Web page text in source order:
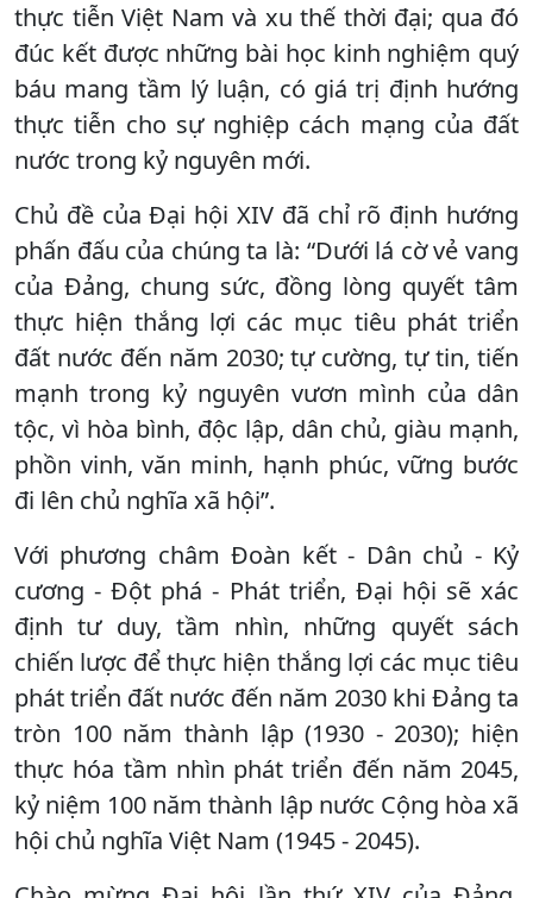
thực tiễn Việt Nam và xu thế thời đại; qua đó
đúc kết được những bài học kinh nghiệm quý
báu mang tầm lý luận, có giá trị định hướng
thực tiễn cho sự nghiệp cách mạng của đất
nước trong kỷ nguyên mới.
Chủ đề của Đại hội XIV đã chỉ rõ định hướng
phấn đấu của chúng ta là: “Dưới lá cờ vẻ vang
của Đảng, chung sức, đồng lòng quyết tâm
thực hiện thắng lợi các mục tiêu phát triển
đất nước đến năm 2030; tự cường, tự tin, tiến
mạnh trong kỷ nguyên vươn mình của dân
tộc, vì hòa bình, độc lập, dân chủ, giàu mạnh,
phồn vinh, văn minh, hạnh phúc, vững bước
đi lên chủ nghĩa xã hội”.
Với phương châm Đoàn kết - Dân chủ - Kỷ
cương - Đột phá - Phát triển, Đại hội sẽ xác
định tư duy, tầm nhìn, những quyết sách
chiến lược để thực hiện thắng lợi các mục tiêu
phát triển đất nước đến năm 2030 khi Đảng ta
tròn 100 năm thành lập (1930 - 2030); hiện
thực hóa tầm nhìn phát triển đến năm 2045,
kỷ niệm 100 năm thành lập nước Cộng hòa xã
hội chủ nghĩa Việt Nam (1945 - 2045).